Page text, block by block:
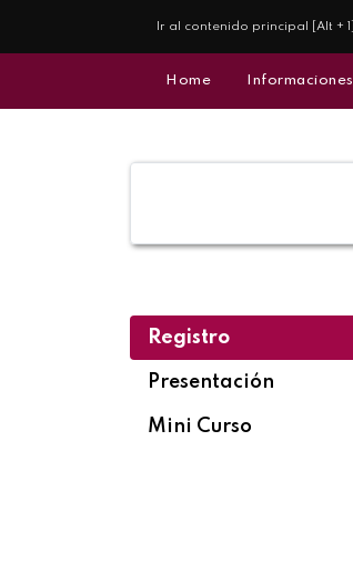
Ir al contenido principal [Alt + 1]
Home Informaciones
Registro
Presentación
Mini Curso